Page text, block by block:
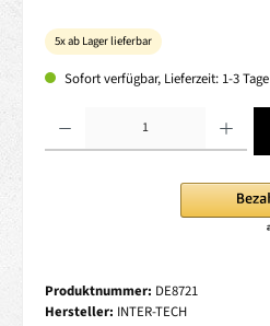
5x ab Lager lieferbar
Sofort verfügbar, Lieferzeit: 1-3 Tage
Produktnummer: DE8721
Hersteller: INTER-TECH